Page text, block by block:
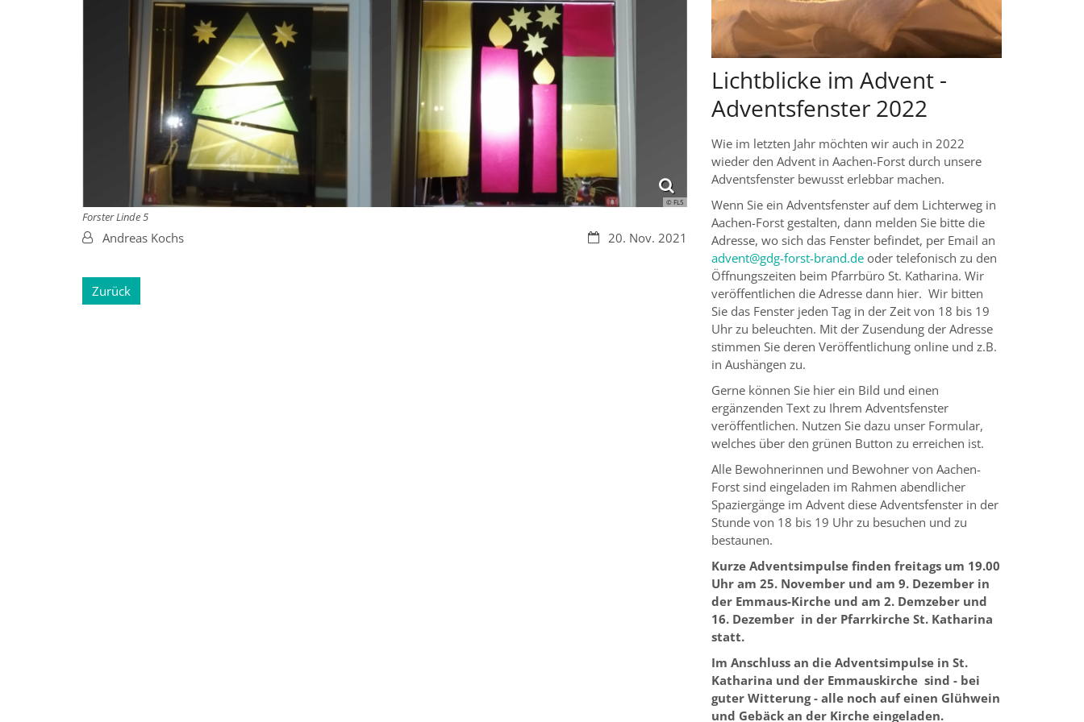
© FL5
Forster Linde 5
Datum:20. Nov. 2021
Von:Andreas Kochs
Zurück
Lichtblicke im Advent -
Adventsfenster 2022
Wie im letzten Jahr möchten wir auch in 2022
wieder den Advent in Aachen-Forst durch unsere
Adventsfenster bewusst erlebbar machen.
Wenn Sie ein Adventsfenster auf dem Lichterweg in
Aachen-Forst gestalten, dann melden Sie bitte die
Adresse, wo sich das Fenster befindet, per Email an
advent@gdg-forst-brand.de oder telefonisch zu den
Öffnungszeiten beim Pfarrbüro St. Katharina. Wir
veröffentlichen die Adresse dann hier. Wir bitten
Sie das Fenster jeden Tag in der Zeit von 18 bis 19
Uhr zu beleuchten. Mit der Zusendung der Adresse
stimmen Sie deren Veröffentlichung online und z.B.
in Aushängen zu.
Gerne können Sie hier ein Bild und einen
ergänzenden Text zu Ihrem Adventsfenster
veröffentlichen. Nutzen Sie dazu unser Formular,
welches über den grünen Button zu erreichen ist.
Alle Bewohnerinnen und Bewohner von Aachen-
Forst sind eingeladen im Rahmen abendlicher
Spaziergänge im Advent diese Adventsfenster in der
Stunde von 18 bis 19 Uhr zu besuchen und zu
bestaunen.
Kurze Adventsimpulse finden freitags um 19.00
Uhr am 25. November und am 9. Dezember in
der Emmaus-Kirche und am 2. Demzeber und
16. Dezember in der Pfarrkirche St. Katharina
statt.
Im Anschluss an die Adventsimpulse in St.
Katharina und der Emmauskirche sind - bei
guter Witterung - alle noch auf einen Glühwein
und Gebäck an der Kirche eingeladen.